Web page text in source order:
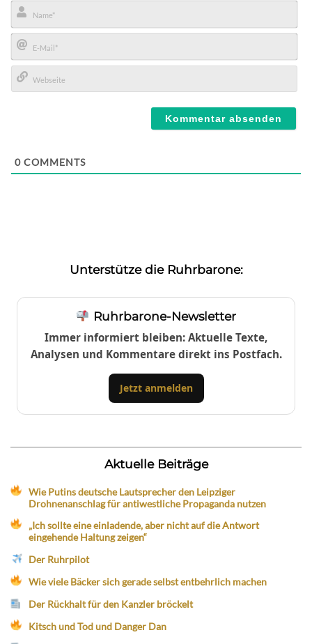
Name*
E-
Mail*
0 COMMENTS
Unterstütze die Ruhrbarone:
Ruhrbarone-Newsletter
Immer informiert bleiben: Aktuelle Texte,
Analysen und Kommentare direkt ins Postfach.
Jetzt anmelden
Aktuelle Beiträge
Wie Putins deutsche Lautsprecher den Leipziger
Drohnenanschlag für antiwestliche Propaganda nutzen
„Ich sollte eine einladende, aber nicht auf die Antwort
eingehende Haltung zeigen“
Der Ruhrpilot
Wie viele Bäcker sich gerade selbst entbehrlich machen
Der Rückhalt für den Kanzler bröckelt
Kitsch und Tod und Danger Dan